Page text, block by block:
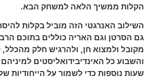
הקלות ממשיך הלאה למשחק הבא.
השילוב האנרגטי הזה מוביל בקלות
גם הסרטן וגם האריה כוללים בתוכם
מקובל ולמצוא חן, ולהרגיש חלק
והשבוע כל האינדיבידואליסטים
שעות נוספות כדי לשמור על הייחודיות